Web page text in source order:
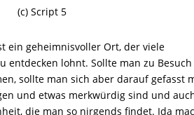
(c) Script 5
ein geheimnisvoller Ort, der viele
entdecken lohnt. Sollte man zu
sollte man sich aber darauf gefasst
und etwas merkwürdig sind und
die man so nirgends findet. Ida